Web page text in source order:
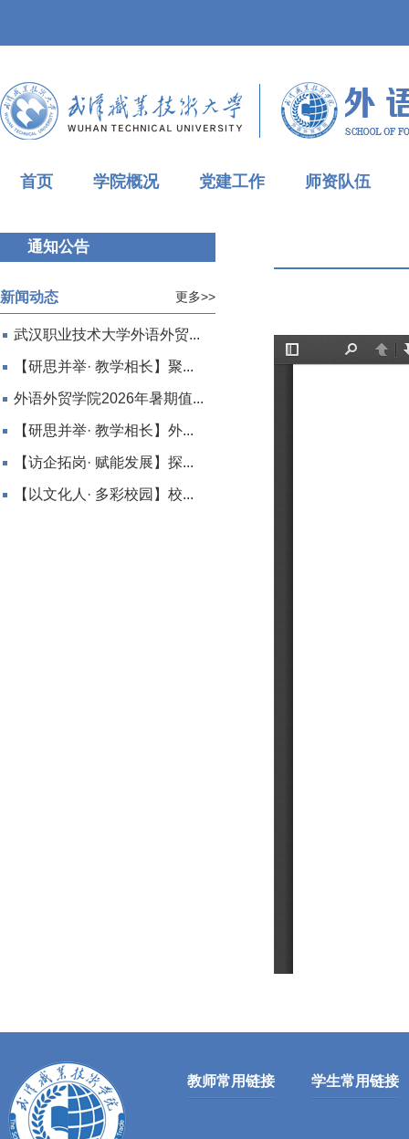
首页 学院概况 党建工作 师资队伍
通知公告
新闻动态 更多>>
武汉职业技术大学外语外贸...
【研思并举· 教学相长】聚...
外语外贸学院2026年暑期值...
【研思并举· 教学相长】外...
【访企拓岗· 赋能发展】探...
【以文化人· 多彩校园】校...
教师常用链接 学生常用链接